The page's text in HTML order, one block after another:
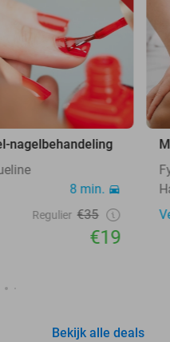
nagelbehandeling
8 min.
Regulier €35
€19
Bekijk alle deals